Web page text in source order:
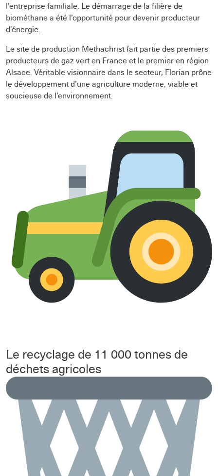
l’entreprise familiale. Le démarrage de la filière de
biométhane a été l’opportunité pour devenir producteur
d’énergie.
Le site de production Methachrist fait partie des premiers
producteurs de gaz vert en France et le premier en région
Alsace. Véritable visionnaire dans le secteur, Florian prône
le développement d’une agriculture moderne, viable et
soucieuse de l’environnement.
Le recyclage de 11 000 tonnes de
déchets agricoles